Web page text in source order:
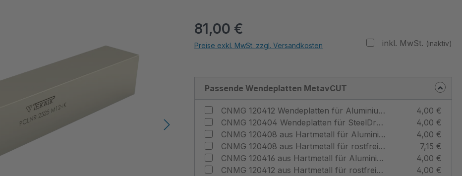
81,00 €
inkl. MwSt. (inaktiv)
Preise exkl. MwSt. zzgl. Versandkosten
Passende Wendeplatten MetavCUT
CNMG 120412 Wendeplatten für AluminiumFräsplatte - MetavCUT
4,00 €
CNMG 120404 Wendeplatten für SteelDrehplatte - MetavCUT
4,00 €
CNMG 120408 aus Hartmetall für Aluminium - MetavCUT
4,00 €
CNMG 120408 aus Hartmetall für rostfreier Stahl - MetavCUT
7,15 €
CNMG 120416 aus Hartmetall für Aluminium - MetavCUT
4,00 €
CNMG 120412 aus Hartmetall für rostfreier Stahl - MetavCUT
4,00 €